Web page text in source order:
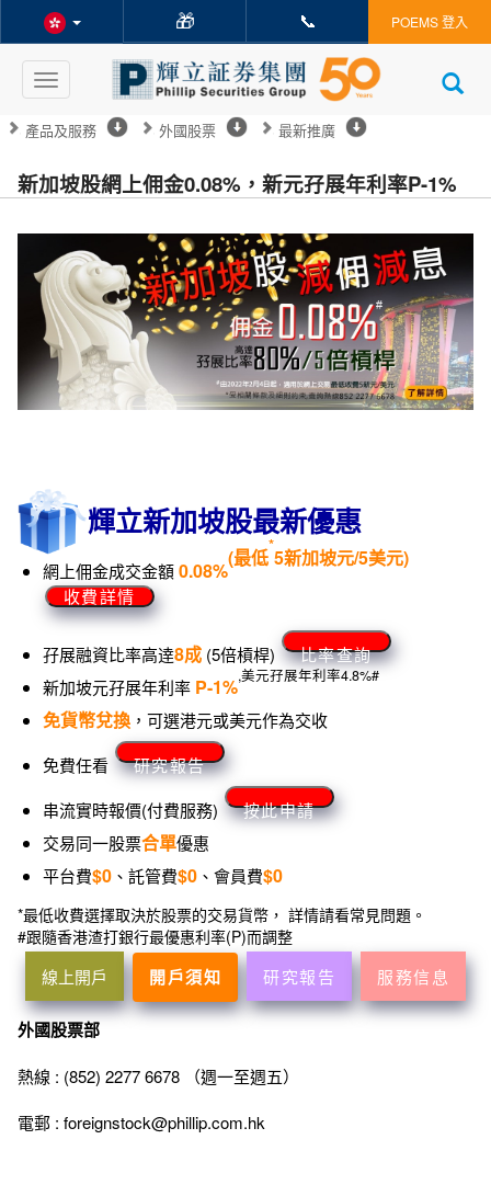
🎁 📞 POEMS 登入
Toggle
navigation
產品及服務 外國股票 最新推廣
新加坡股網上佣金0.08%，新元孖展年利率P-1%
輝立新加坡股最新優惠
網上佣金成交金額0.08%
(最低
*
5新加坡元/5美元)
收費詳情
孖展融資比率高逹8成(5倍槓桿)
比率查詢
新加坡元孖展年利率P-1%,美元孖展年利率4.8%#
免貨幣兌換，可選港元或美元作為交收
免費任看
研究報告
串流實時報價(付費服務)
按此申請
交易同一股票合單優惠
平台費$0、託管費$0、會員費$0
*最低收費選擇取決於股票的交易貨幣， 詳情請看常見問題。
#跟隨香港渣打銀行最優惠利率(P)而調整
線上開戶 開戶須知 研究報告 服務信息
外國股票部
熱線 : (852) 2277 6678 （週一至週五）
電郵 : foreignstock@phillip.com.hk